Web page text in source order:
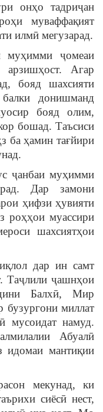
онҳо тадриҷан
муваффақият
илмӣ мегузарад.
муҳимми ҷомеаи
Агар
бояд шахсияти
донишманд
бояд олим,
бошад. Таъсиси
ба ҳамин тағйири
ҷанбаи муҳимми
Дар замони
ҳифзи ҳувияти
роҳҳои муассири
шахсиятҳои
дар ин самт
Таҷлили ҷашнҳои
Балхӣ, Мир
миллат
мусоидат намуд.
Абуалӣ
мантиқии
мекунад, ки
сиёсӣ нест,